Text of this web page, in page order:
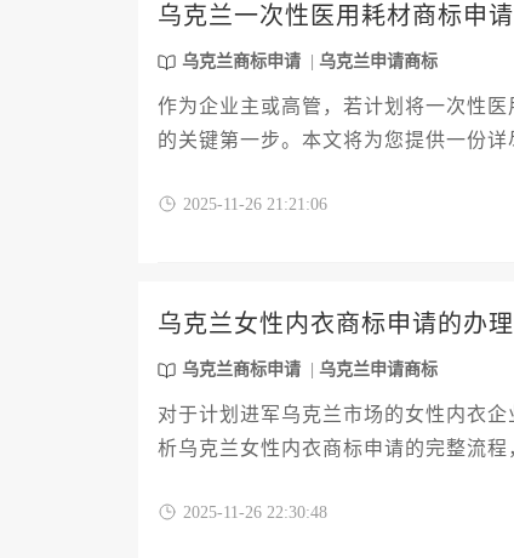
乌克兰一次性医用耗材商标申
乌克兰商标申请 乌克兰申请商标
作为企业主或高管，若计划将一次性
的关键第一步。本文将为您提供一份
高效通过的实用技巧，确保您的品牌在
2025-11-26 21:21:06
乌克兰女性内衣商标申请的办
乌克兰商标申请 乌克兰申请商标
对于计划进军乌克兰市场的女性内衣
析乌克兰女性内衣商标申请的完整流
2025-11-26 22:30:48